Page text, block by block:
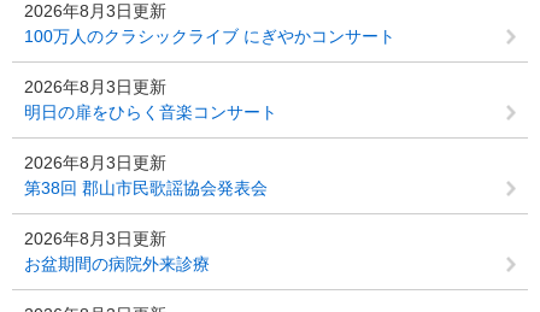
2026年8月3日更新
100万人のクラシックライブ にぎやかコンサート
2026年8月3日更新
明日の扉をひらく音楽コンサート
2026年8月3日更新
第38回 郡山市民歌謡協会発表会
2026年8月3日更新
お盆期間の病院外来診療